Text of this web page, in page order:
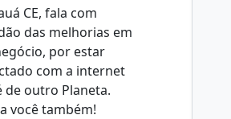
CE, fala com
das melhorias em
por estar
com a internet
de outro Planeta.
você também!